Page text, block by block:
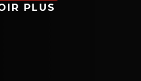
PLUS